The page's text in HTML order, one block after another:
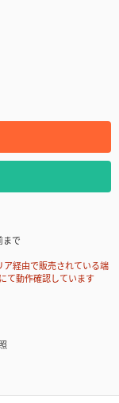
まで
経由で販売されている端
て動作確認しています